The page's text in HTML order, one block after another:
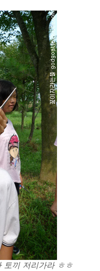
토끼 저리가라 ㅎㅎ